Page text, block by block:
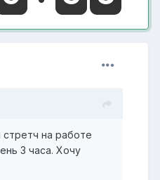
на работе
3 часа. Хочу